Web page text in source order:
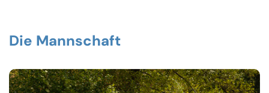
Die Mannschaft